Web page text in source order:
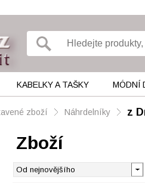
KABELKY A TAŠKY MÓDNÍ
zboží Náhrdelníky z
Zboží